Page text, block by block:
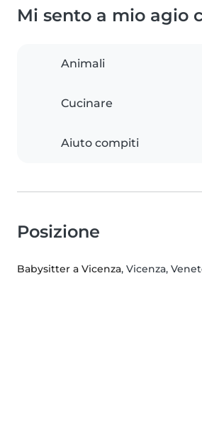
Mi sento a mio agio
Animali
Cucinare
Aiuto compiti
Posizione
Babysitter a Vicenza, Vicenza,